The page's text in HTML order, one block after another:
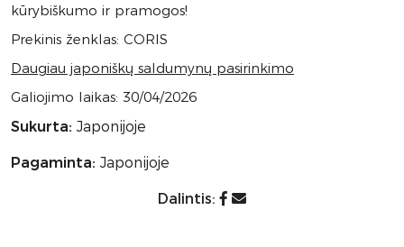
kūrybiškumo ir pramogos!
Prekinis ženklas: CORIS
Daugiau japoniškų saldumynų pasirinkimo
Galiojimo laikas: 30/04/2026
Sukurta: Japonijoje
Pagaminta: Japonijoje
Dalintis: